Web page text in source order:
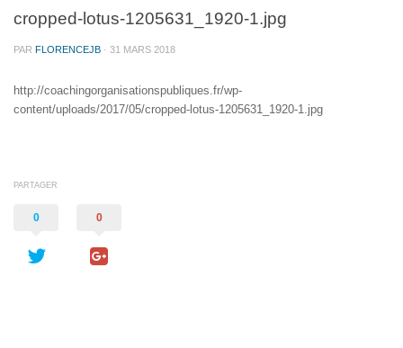
cropped-lotus-1205631_1920-1.jpg
PAR FLORENCEJB · 31 MARS 2018
http://coachingorganisationspubliques.fr/wp-
content/uploads/2017/05/cropped-lotus-1205631_1920-1.jpg
PARTAGER
0 0